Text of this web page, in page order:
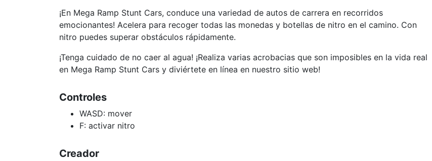
¡En Mega Ramp Stunt Cars, conduce una variedad de autos de carrera en recorridos
emocionantes! Acelera para recoger todas las monedas y botellas de nitro en el camino. Con
nitro puedes superar obstáculos rápidamente.
¡Tenga cuidado de no caer al agua! ¡Realiza varias acrobacias que son imposibles en la vida real
en Mega Ramp Stunt Cars y diviértete en línea en nuestro sitio web!
Controles
WASD: mover
F: activar nitro
Creador